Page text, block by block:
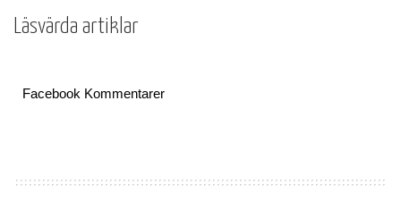
Läsvärda artiklar
Facebook Kommentarer